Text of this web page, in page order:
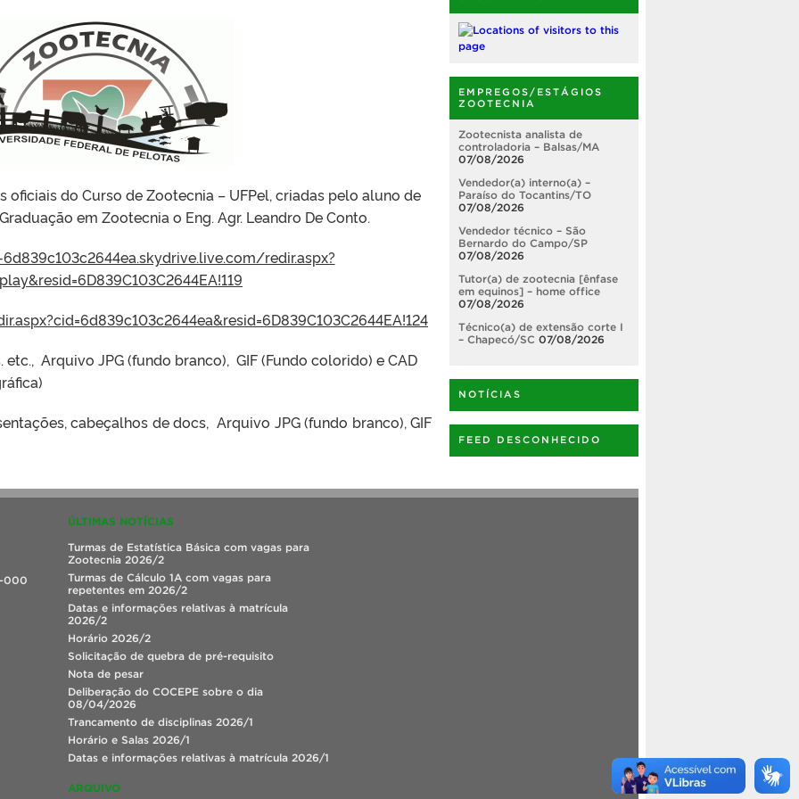
oficiais do Curso de Zootecnia – UFPel, criadas pelo aluno de
em Zootecnia o Eng. Agr. Leandro De Conto.
redir.aspx?
Arquivo JPG (fundo branco), GIF (Fundo colorido) e CAD
cabeçalhos de docs, Arquivo JPG (fundo branco), GIF
EMPREGOS/ESTÁGIOS
ZOOTECNIA
Zootecnista analista de
controladoria – Balsas/MA
07/08/2026
Vendedor(a) interno(a) –
Paraíso do Tocantins/TO
07/08/2026
Vendedor técnico – São
Bernardo do Campo/SP
07/08/2026
Tutor(a) de zootecnia [ênfase
em equinos] – home office
07/08/2026
Técnico(a) de extensão corte I
– Chapecó/SC 07/08/2026
NOTÍCIAS
FEED DESCONHECIDO
000
ÚLTIMAS NOTÍCIAS
Turmas de Estatística Básica com vagas para
Zootecnia 2026/2
Turmas de Cálculo 1A com vagas para
repetentes em 2026/2
Datas e informações relativas à matrícula
2026/2
Horário 2026/2
Solicitação de quebra de pré-requisito
Nota de pesar
Deliberação do COCEPE sobre o dia
08/04/2026
Trancamento de disciplinas 2026/1
Horário e Salas 2026/1
Datas e informações relativas à matrícula 2026/1
ARQUIVO